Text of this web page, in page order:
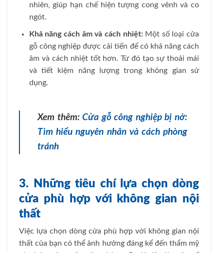
nhiên, giúp hạn chế hiện tượng cong vênh và co
ngót.
Khả năng cách âm và cách nhiệt:Một số loại cửa
gỗ công nghiệp được cải tiến để có khả năng cách
âm và cách nhiệt tốt hơn. Từ đó tạo sự thoải mái
và tiết kiệm năng lượng trong không gian sử
dụng.
Xem thêm:Cửa gỗ công nghiệp bị nở:
Tìm hiểu nguyên nhân và cách phòng
tránh
3. Những tiêu chí lựa chọn dòng
cửa phù hợp với không gian nội
thất
Việc lựa chọn dòng cửa phù hợp với không gian nội
thất của bạn có thể ảnh hưởng đáng kể đến thẩm mỹ